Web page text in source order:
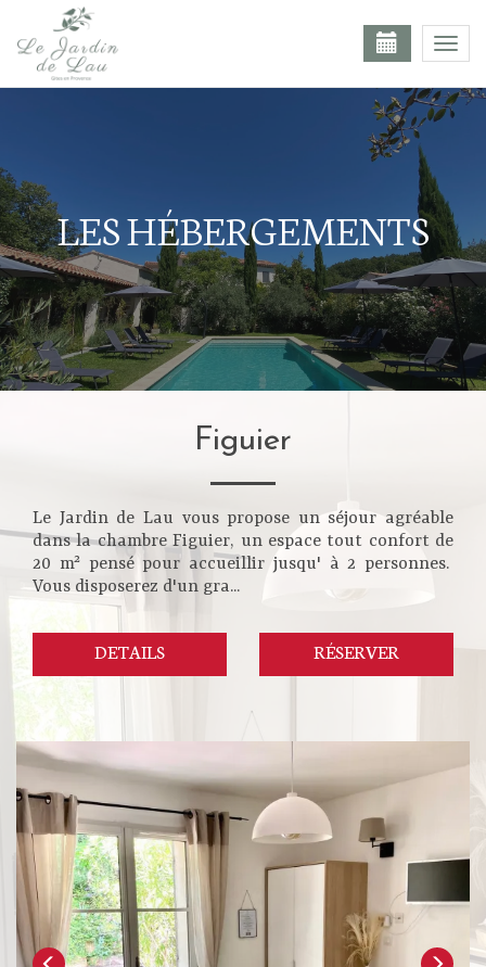
LES HÉBERGEMENTS
Figuier
Le Jardin de Lau vous propose un séjour agréable
dans la chambre Figuier, un espace tout confort de
20 m² pensé pour accueillir jusqu' à 2 personnes.
Vous disposerez d'un gra...
DETAILS RÉSERVER